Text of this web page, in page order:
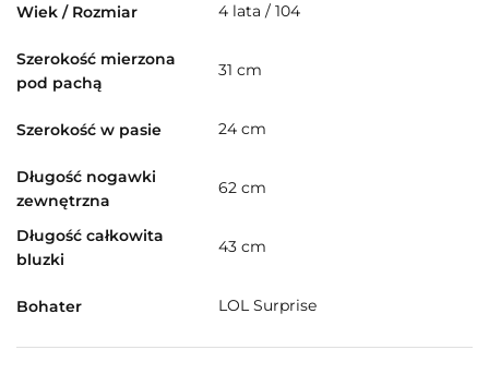
Wiek / Rozmiar 4 lata / 104
Szerokość mierzona
pod pachą
31 cm
Szerokość w pasie 24 cm
Długość nogawki
zewnętrzna
62 cm
Długość całkowita
bluzki
43 cm
Bohater LOL Surprise